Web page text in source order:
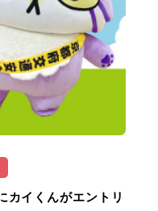
カイくんがエントリ